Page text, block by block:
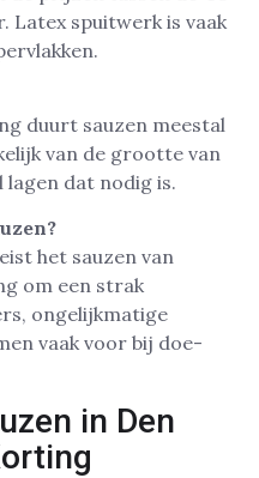
Latex spuitwerk is vaak
duurt sauzen meestal
van de grootte van
dat nodig is.
het sauzen van
om een strak
ongelijkmatige
vaak voor bij doe-
in Den